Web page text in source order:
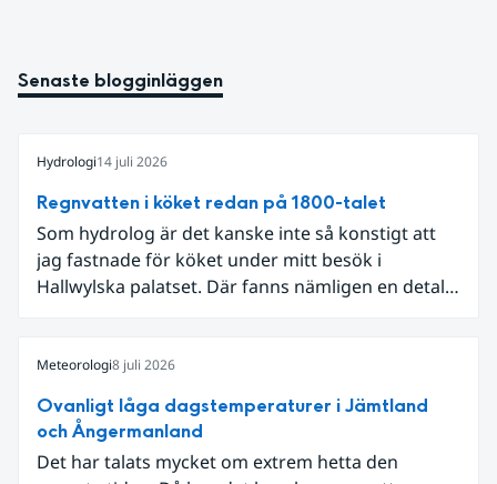
Senaste blogginläggen
Hydrologi14 juli 2026
Regnvatten i köket redan på 1800-talet
Som hydrolog är det kanske inte så konstigt att
jag fastnade för köket under mitt besök i
Hallwylska palatset. Där fanns nämligen en detalj
Meteorologi8 juli 2026
Ovanligt låga dagstemperaturer i Jämtland
och Ångermanland
Det har talats mycket om extrem hetta den